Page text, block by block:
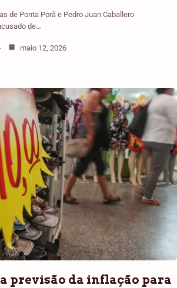
de Ponta Porã e Pedro Juan Caballero
de…
maio 12, 2026
previsão da inflação para